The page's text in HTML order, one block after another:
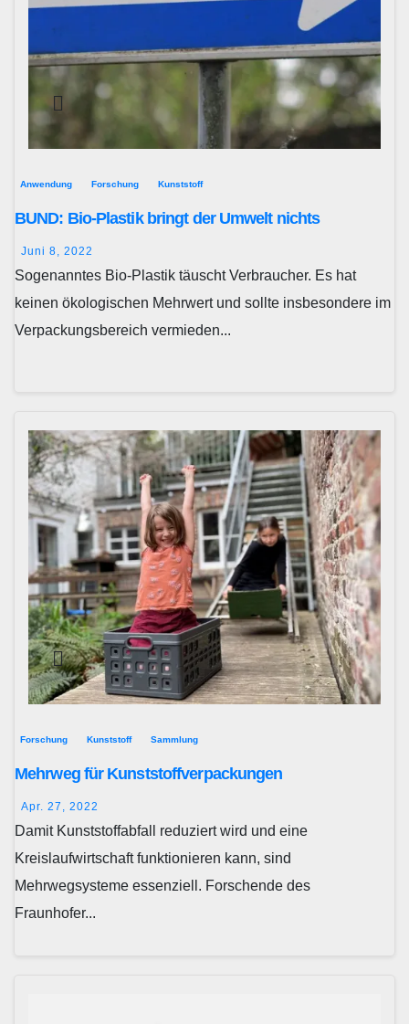
Anwendung Forschung Kunststoff
BUND: Bio-Plastik bringt der Umwelt nichts
Juni 8, 2022
Sogenanntes Bio-Plastik täuscht Verbraucher. Es hat
keinen ökologischen Mehrwert und sollte insbesondere im
Verpackungsbereich vermieden...
Forschung Kunststoff Sammlung
Mehrweg für Kunststoffverpackungen
Apr. 27, 2022
Damit Kunststoffabfall reduziert wird und eine
Kreislaufwirtschaft funktionieren kann, sind
Mehrwegsysteme essenziell. Forschende des
Fraunhofer...